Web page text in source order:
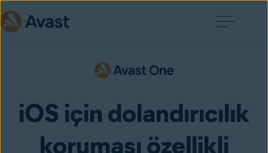
iOS için dolandırıcılık
koruması özellikli